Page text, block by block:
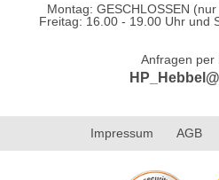
Montag: GESCHLOSSEN
Freitag: 16.00 - 19.00 Uhr und
Anfragen per
Impressum AGB